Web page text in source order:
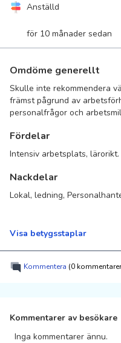
Anställd
för 10 månader sedan
Omdöme generellt
Skulle inte rekommendera
främst pågrund av
personalfrågor och
Fördelar
Intensiv arbetsplats, lärorikt.
Nackdelar
Lokal, ledning,
Visa betygsstaplar
Kommentera (0
Kommentarer av besökare
Inga kommentarer ännu.